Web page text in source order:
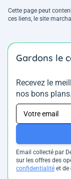
Cette page peut
ces liens, le site
Gardons le
Recevez le
nos bons plans.
Email collecté par
sur les offres des
confidentialité et de